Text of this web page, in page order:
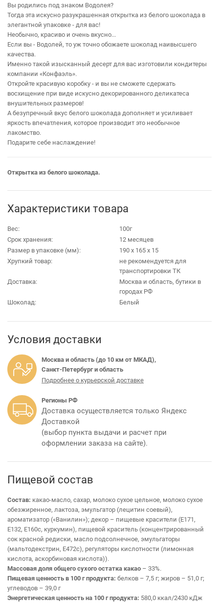
Вы родились под знаком Водолея?
Тогда эта искусно разукрашенная открытка из белого шоколада в
элегантной упаковке - для вас!
Необычно, красиво и очень вкусно...
Если вы - Водолей, то уж точно обожаете шоколад наивысшего
качества.
Именно такой изысканный десерт для вас изготовили кондитеры
компании «Конфаэль».
Откройте красивую коробку - и вы не сможете сдержать
восхищение при виде искусно декорированного деликатеса
внушительных размеров!
А безупречный вкус белого шоколада дополняет и усиливает
яркость впечатления, которое производит это необычное
лакомство.
Подарите себе наслаждение!
Открытка из белого шоколада.
Характеристики товара
Вес:
100г
Срок хранения:
12 месяцев
Размер в упаковке (мм):
190 х 165 х 15
Хрупкий товар:
не рекомендуется для
транспортировки ТК
Доставка:
Москва и область, бутики в
городах РФ
Шоколад:
Белый
Условия доставки
Москва и область (до 10 км от МКАД),
Санкт-Петербург и область
Подробнее о курьерской доставке
Регионы РФ
Доставка осуществляется только Яндекс
Доставкой
(выбор пункта выдачи и расчет при
оформлении заказа на сайте).
Пищевой состав
Состав: какао-масло, сахар, молоко сухое цельное, молоко сухое
обезжиренное, лактоза, эмульгатор (лецитин соевый),
ароматизатор («Ванилин»); декор – пищевые красители (Е171,
Е132, Е160с, куркумин), пищевой краситель (концентрированный
сок красной редиски, масло подсолнечное, эмульгаторы
(мальтодекстрин, Е472с), регуляторы кислотности (лимонная
кислота, аскорбиновая кислота)).
Массовая доля общего сухого остатка какао – 33%.
Пищевая ценность в 100 г продукта: белков – 7,5 г; жиров – 51,0 г;
углеводов – 39,0 г
Энергетическая ценность на 100 г продукта: 580,0 ккал/2430 кДж